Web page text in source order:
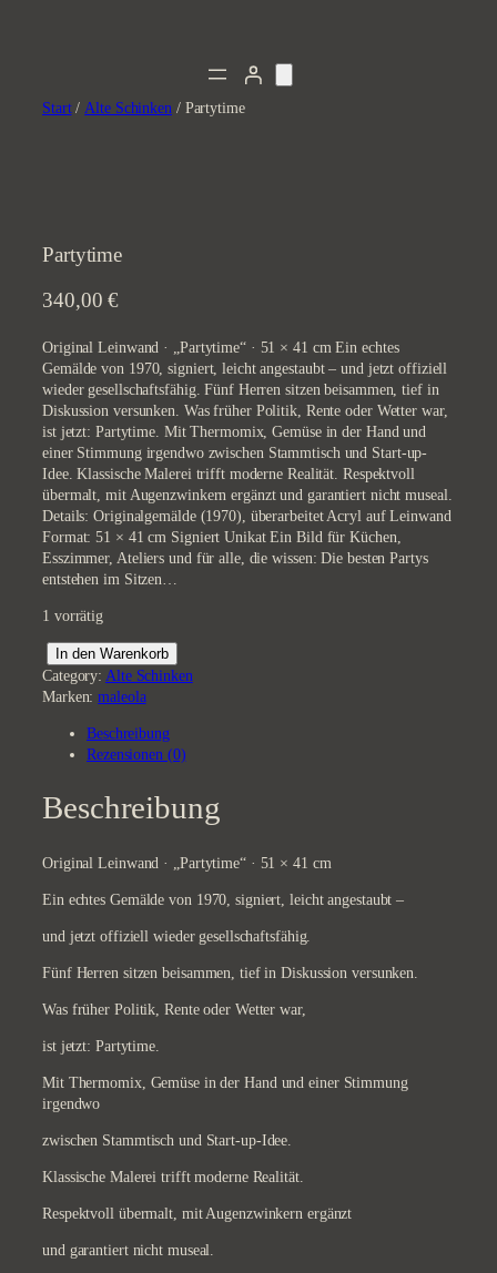
Start/ Alte Schinken / Partytime
Partytime
340,00€
Original Leinwand · „Partytime“ · 51 × 41 cm Ein echtes
Gemälde von 1970, signiert, leicht angestaubt – und jetzt offiziell
wieder gesellschaftsfähig. Fünf Herren sitzen beisammen, tief in
Diskussion versunken. Was früher Politik, Rente oder Wetter war,
ist jetzt: Partytime. Mit Thermomix, Gemüse in der Hand und
einer Stimmung irgendwo zwischen Stammtisch und Start-up-
Idee. Klassische Malerei trifft moderne Realität. Respektvoll
übermalt, mit Augenzwinkern ergänzt und garantiert nicht museal.
Details: Originalgemälde (1970), überarbeitet Acryl auf Leinwand
Format: 51 × 41 cm Signiert Unikat Ein Bild für Küchen,
Esszimmer, Ateliers und für alle, die wissen: Die besten Partys
entstehen im Sitzen…
1 vorrätig
a
r
m
e
e
g
In den Warenkorb
Category: Alte Schinken
Marken:maleola
Beschreibung
Rezensionen (0)
Beschreibung
Original Leinwand · „Partytime“ · 51 × 41 cm
Ein echtes Gemälde von 1970, signiert, leicht angestaubt –
und jetzt offiziell wieder gesellschaftsfähig.
Fünf Herren sitzen beisammen, tief in Diskussion versunken.
Was früher Politik, Rente oder Wetter war,
ist jetzt: Partytime.
Mit Thermomix, Gemüse in der Hand und einer Stimmung
irgendwo
zwischen Stammtisch und Start-up-Idee.
Klassische Malerei trifft moderne Realität.
Respektvoll übermalt, mit Augenzwinkern ergänzt
und garantiert nicht museal.